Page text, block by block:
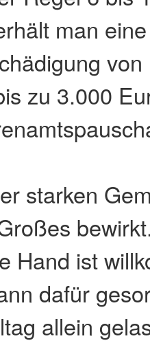
man eine
zu 3.000
starken
Hand ist
dafür
allein